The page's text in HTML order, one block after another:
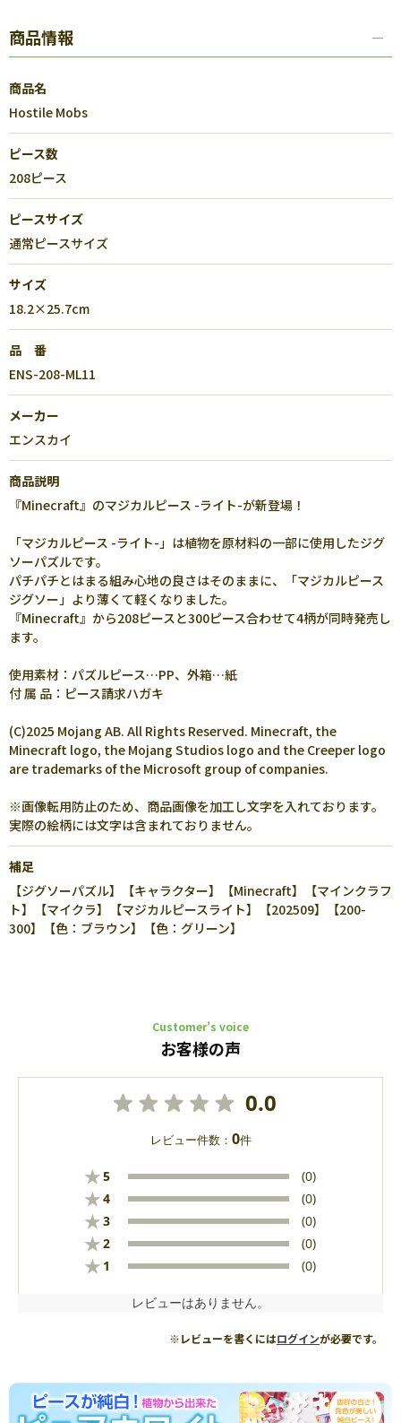
商品情報
商品名
Hostile Mobs
ピース数
208ピース
ピースサイズ
通常ピースサイズ
サイズ
18.2×25.7cm
品 番
ENS-208-ML11
メーカー
エンスカイ
商品説明
『Minecraft』のマジカルピース -ライト-が新登場！
「マジカルピース -ライト-」は植物を原材料の一部に使用したジグ
ソーパズルです。
パチパチとはまる組み心地の良さはそのままに、「マジカルピース
ジグソー」より薄くて軽くなりました。
『Minecraft』から208ピースと300ピース合わせて4柄が同時発売し
ます。
使用素材：パズルピース…PP、外箱…紙
付 属 品：ピース請求ハガキ
(C)2025 Mojang AB. All Rights Reserved. Minecraft, the
Minecraft logo, the Mojang Studios logo and the Creeper logo
are trademarks of the Microsoft group of companies.
※画像転用防止のため、商品画像を加工し文字を入れております。
実際の絵柄には文字は含まれておりません。
補足
【ジグソーパズル】【キャラクター】【Minecraft】【マインクラフ
ト】【マイクラ】【マジカルピースライト】【202509】【200-
300】【色：ブラウン】【色：グリーン】
Customer’s voice
お客様の声
0.0
レビュー件数： 0件
★5 (0)
★4 (0)
★3 (0)
★2 (0)
★ 1 (0)
レビューはありません。
※レビューを書くにはログインが必要です。